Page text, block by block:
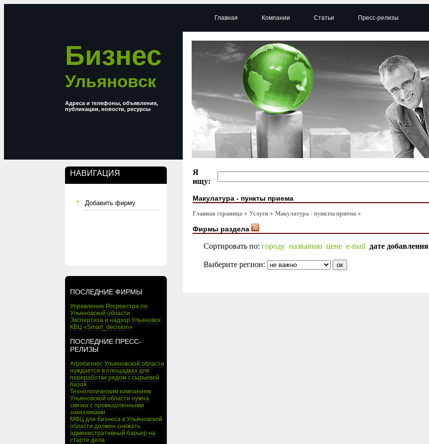
Бизнес
Ульяновск
Адреса и телефоны, объявления,
публикации, новости, ресурсы
НАВИГАЦИЯ
Добавить фирму
ПОСЛЕДНИЕ ФИРМЫ
Управление Росреестра по
Ульяновской области
Экспертиза и надзор Ульяновск
КВЦ «Smart_decision»
ПОСЛЕДНИЕ ПРЕСС-
РЕЛИЗЫ
Агробизнес Ульяновской области
нуждается в площадках для
переработки рядом с сырьевой
базой
Технологическим компаниям
Ульяновской области нужна
связка с промышленными
заказчиками
МФЦ для бизнеса в Ульяновской
области должен снижать
административный барьер на
старте дела
Главная Компании Статьи Пресс-релизы
Я
ищу:
Макулатура - пункты приема
Главная страница Услуги Макулатура - пункты приема
Фирмы раздела
Сортировать по: городу названию цене e-mail дате добавления
Выберите регион: